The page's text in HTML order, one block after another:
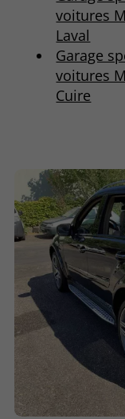
voitures
Laval
Garage
voitures
Cuire